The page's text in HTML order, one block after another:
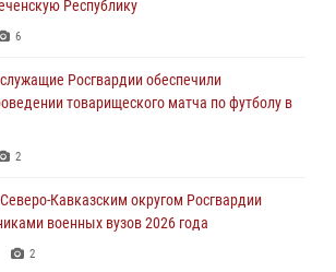
передали подарки детям и помогли
пожарные расчеты Росгвардии и МЧС
взаимодействие
России продолжается ведомственная
Республику
6
Росгвардии обеспечили
товарищеского матча по футболу в
2
Кавказским округом Росгвардии
военных вузов 2026 года
2